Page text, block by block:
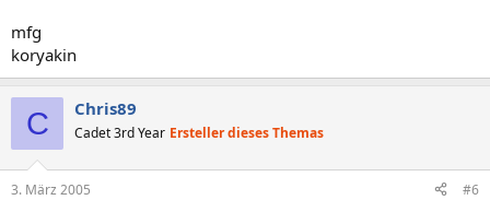
mfg
koryakin
C Chris89
Cadet 3rd Year Ersteller dieses Themas
3. März 2005 #6